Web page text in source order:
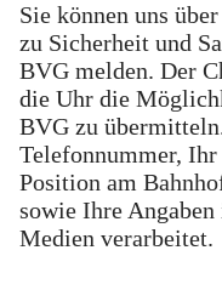
Sie können uns
zu Sicherheit und
BVG melden. Der
die Uhr die
BVG zu
Telefonnummer,
Position am
sowie Ihre
Medien verarbeitet.